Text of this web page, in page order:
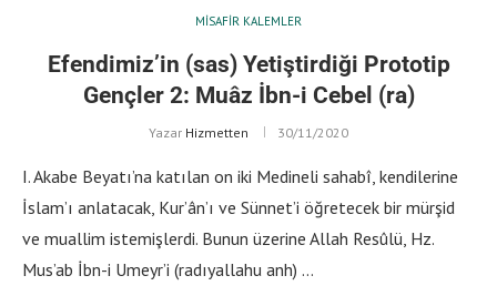
MISAFIR KALEMLER
Efendimiz’in (sas) Yetiştirdiği Prototip
Gençler 2: Muâz İbn-i Cebel (ra)
Yazar Hizmetten 30/11/2020
I. Akabe Beyatı’na katılan on iki Medineli sahabî, kendilerine
İslam’ı anlatacak, Kur’ân’ı ve Sünnet’i öğretecek bir mürşid
ve muallim istemişlerdi. Bunun üzerine Allah Resûlü, Hz.
Mus’ab İbn-i Umeyr’i (radıyallahu anh) …